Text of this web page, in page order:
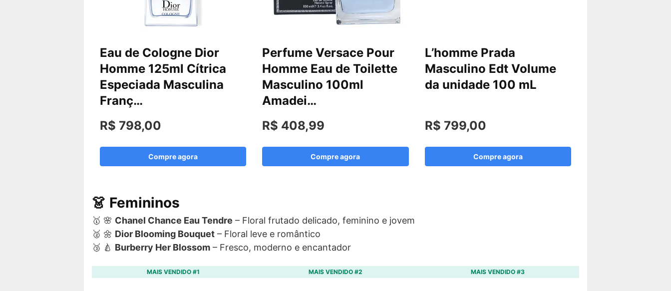
Eau de Cologne Dior
Homme 125ml Cítrica
Especiada Masculina
Franç…
R$ 798,00
Compre agora
Perfume Versace Pour
Homme Eau de Toilette
Masculino 100ml
Amadei…
R$ 408,99
Compre agora
L’homme Prada
Masculino Edt Volume
da unidade 100 mL
R$ 799,00
Compre agora
👗 Femininos
🥇 🌸 Chanel Chance Eau Tendre – Floral frutado delicado, feminino e jovem
🥈 🌼 Dior Blooming Bouquet – Floral leve e romântico
🥉 🍐 Burberry Her Blossom – Fresco, moderno e encantador
MAIS VENDIDO #1 MAIS VENDIDO #2 MAIS VENDIDO #3